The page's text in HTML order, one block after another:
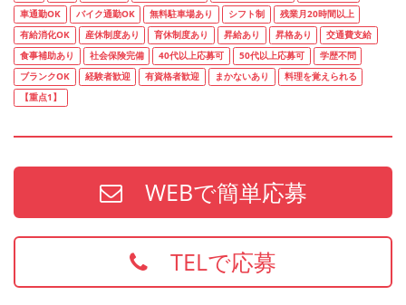
車通勤OK
バイク通勤OK 無料駐車場あり シフト制
残業月20時間以上
有給消化OK
産休制度あり 育休制度あり 昇給あり 昇格あり
交通費支給
食事補助あり
社会保険完備 40代以上応募可 50代以上応募可
学歴不問
ブランクOK
経験者歓迎 有資格者歓迎 まかないあり
料理を覚えられる
【重点1】
WEBで簡単応募
TELで応募